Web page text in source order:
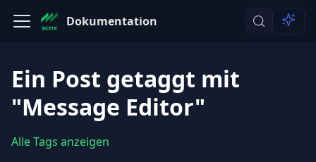
Dokumentation
Ein Post getaggt mit
"Message Editor"
Alle Tags anzeigen